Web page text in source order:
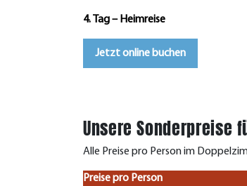
4. Tag – Heimreise
Jetzt online buchen
Unsere Sonderpreise
Alle Preise pro Person im
Preise pro Person